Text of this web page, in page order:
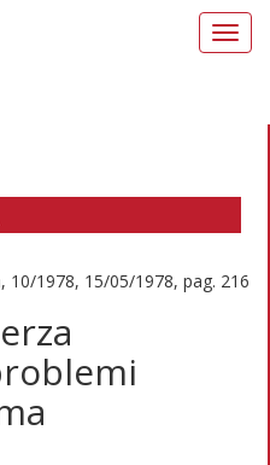
10/1978, 15/05/1978, pag. 216